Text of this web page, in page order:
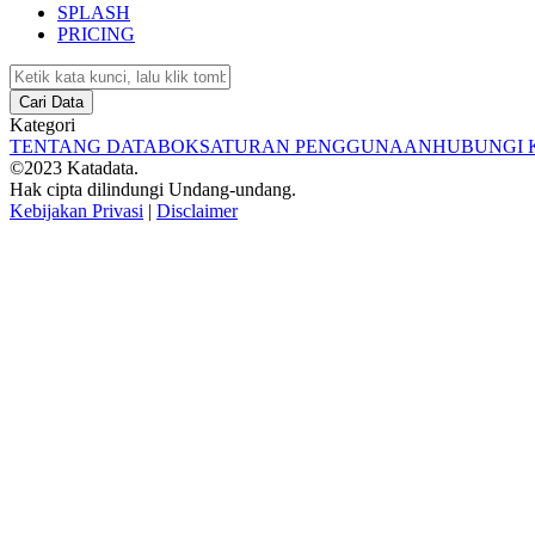
SPLASH
PRICING
Cari Data
Kategori
TENTANG DATABOKSATURAN PENGGUNAANHUBUNGI
©2023 Katadata.
Hak cipta dilindungi Undang-undang.
Kebijakan Privasi | Disclaimer